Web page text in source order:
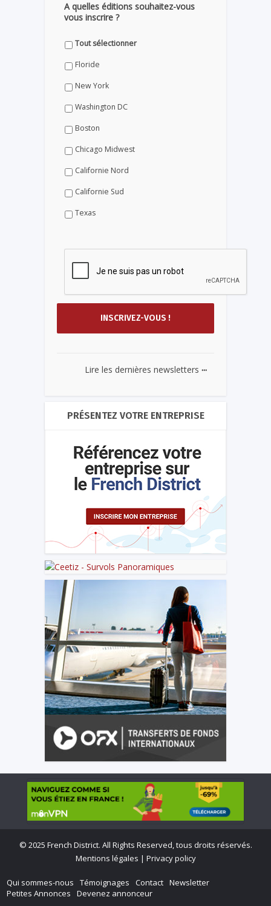
A quelles éditions souhaitez-vous
vous inscrire ?
Tout sélectionner
Floride
New York
Washington DC
Boston
Chicago Midwest
Californie Nord
Californie Sud
Texas
Lire les dernières newsletters ...
PRÉSENTEZ VOTRE ENTREPRISE
© 2025 French District. All Rights Reserved, tous droits réservés.
Mentions légales | Privacy policy
Qui sommes-nous Témoignages Contact Newsletter
Petites Annonces
Devenez annonceur